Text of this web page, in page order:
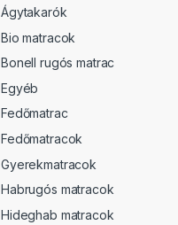
Ágytakarók
Bio matracok
Bonell rugós matrac
Egyéb
Fedőmatrac
Fedőmatracok
Gyerekmatracok
Habrugós matracok
Hideghab matracok